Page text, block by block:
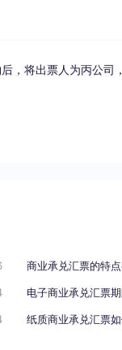
，将出票人为丙公
商业承兑汇票的特
电子商业承兑汇票
纸质商业承兑汇票